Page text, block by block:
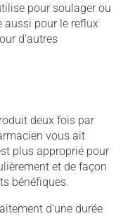
pour soulager ou
aussi pour le reflux
d'autres
deux fois par
vous ait
plus approprié pour
et de façon
bénéfiques.
d'une durée